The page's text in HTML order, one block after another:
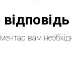
вам